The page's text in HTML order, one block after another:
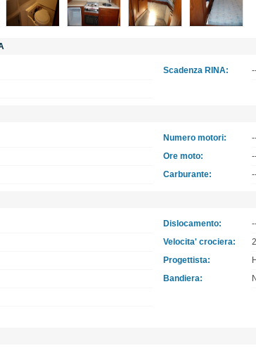
Scadenza RINA:
Numero motori:
Ore moto:
Carburante:
Dislocamento:
Velocita' crociera:
Progettista:
Bandiera: